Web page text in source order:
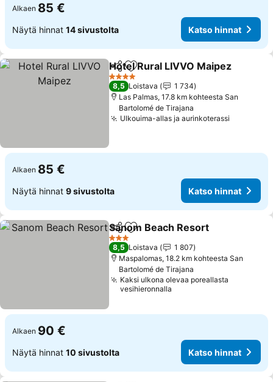
Alkaen 85 €
Näytä hinnat 14 sivustolta Katso hinnat
Jaa Lisää suosikkeihin
Hotel Rural LIVVO Maipez
4 Tähtiluokitus
8,5 Loistava
1 734
Las Palmas, 17.8 km kohteesta San
Bartolomé de Tirajana
Ulkouima-allas ja aurinkoterassi
Alkaen 85 €
Näytä hinnat 9 sivustolta Katso hinnat
Jaa Lisää suosikkeihin
Sanom Beach Resort
3 Tähtiluokitus
8,5 Loistava
1 807
Maspalomas, 18.2 km kohteesta San
Bartolomé de Tirajana
Kaksi ulkona olevaa poreallasta
vesihieronnalla
Alkaen 90 €
Näytä hinnat 10 sivustolta Katso hinnat